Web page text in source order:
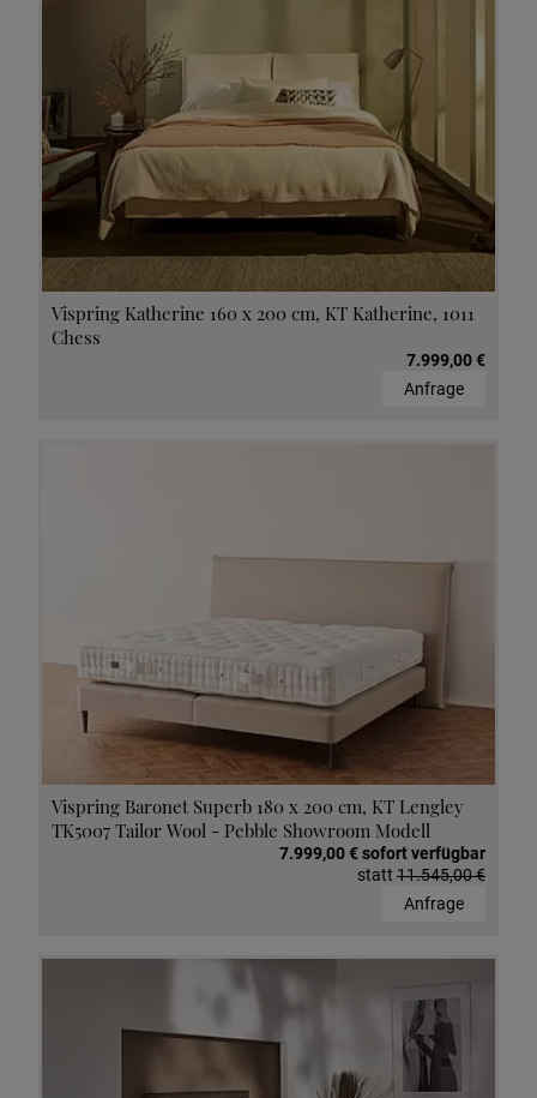
Vispring Katherine 160 x 200 cm, KT Katherine, 1011
Chess
7.999,00 €
Anfrage
Vispring Baronet Superb 180 x 200 cm, KT Lengley
TK5007 Tailor Wool - Pebble Showroom Modell
7.999,00 € sofort verfügbar
statt 11.545,00 €
Anfrage